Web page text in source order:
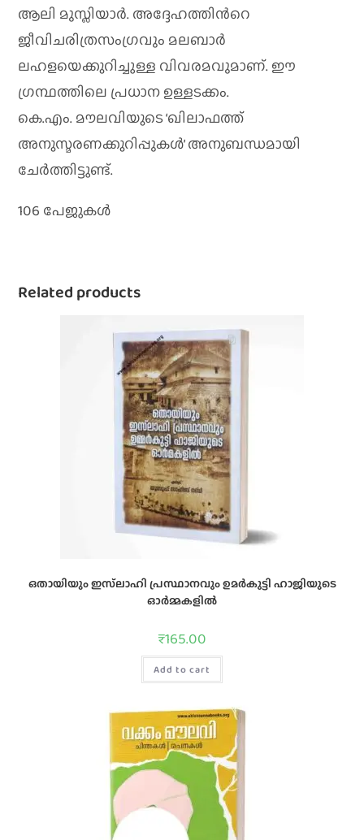
ആലി മുസ്ലിയാര്‍. അദ്ദേഹത്തിന്‍റെ
ജീവിചരിത്രസംഗ്രവും മലബാര്‍
ലഹളയെക്കുറിച്ചുള്ള വിവരമവുമാണ്. ഈ
ഗ്രന്ഥത്തിലെ പ്രധാന ഉള്ളടക്കം.
കെ.എം. മൗലവിയുടെ ‘ഖിലാഫത്ത്
അനുസ്മരണക്കുറിപ്പുകള്‍’ അനുബന്ധമായി
ചേര്‍ത്തിട്ടുണ്ട്.
106 പേജുകൾ
Related products
ഒതായിയും ഇസ്‌ലാഹി പ്രസ്ഥാനവും ഉമർകുട്ടി ഹാജിയുടെ
ഓർമ്മകളിൽ
₹165.00
Add to cart